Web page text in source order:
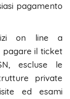
pagamento
on line a
pagare il ticket
escluse le
private
ed esami